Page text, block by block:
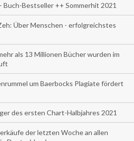
Bestseller ++ Sommerhit 2021
Über Menschen - erfolgreichstes
als 13 Millionen Bücher wurden im
um Baerbocks Plagiate fördert
des ersten Chart-Halbjahres 2021
der letzten Woche an allen